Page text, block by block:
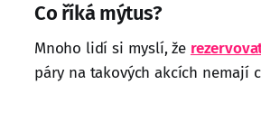
Co říká mýtus?
Mnoho lidí si myslí, že
páry na takových akcích nemají